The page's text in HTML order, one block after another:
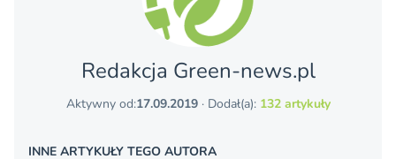
Redakcja Green-news.pl
Aktywny od:17.09.2019· Dodał(a): 132 artykuły
INNE ARTYKUŁY TEGO AUTORA